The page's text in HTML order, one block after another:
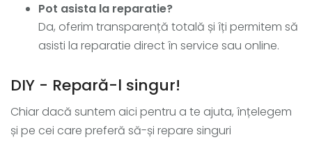
Pot asista la reparatie?
Da, oferim transparență totală și îți permitem să
asisti la reparatie direct în service sau online.
DIY - Repară-l singur!
Chiar dacă suntem aici pentru a te ajuta, înțelegem
și pe cei care preferă să-și repare singuri